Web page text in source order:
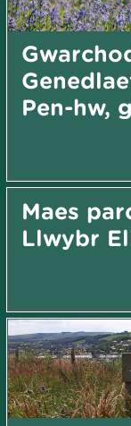
Pen-hw,
Maes
Llwybr